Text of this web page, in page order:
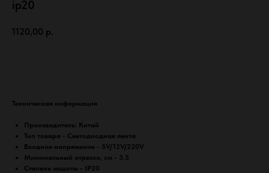
ip20
1120,00 р.
Техническая информация
Производитель: Китай
Тип товара - Светодиодная лента
Входное напряжение - 5V/12V/220V
Минимальный отрезок, см - 3.5
Степень защиты - IP20